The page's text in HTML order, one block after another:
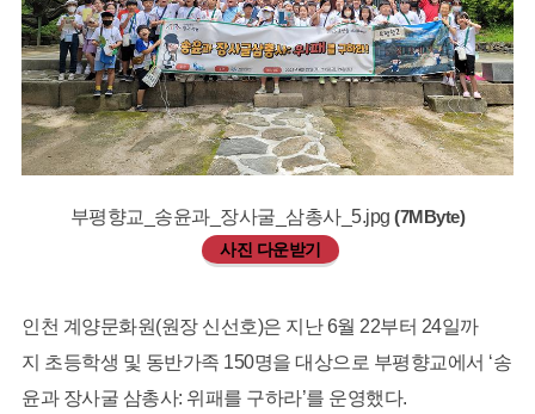
부평향교_송윤과_장사굴_삼총사_5.jpg(7MByte)
사진 다운받기
인천 계양문화원(원장 신선호)은 지난 6월 22부터 24일까
지 초등학생 및 동반가족 150명을 대상으로 부평향교에서 ‘송
윤과 장사굴 삼총사: 위패를 구하라’를 운영했다.